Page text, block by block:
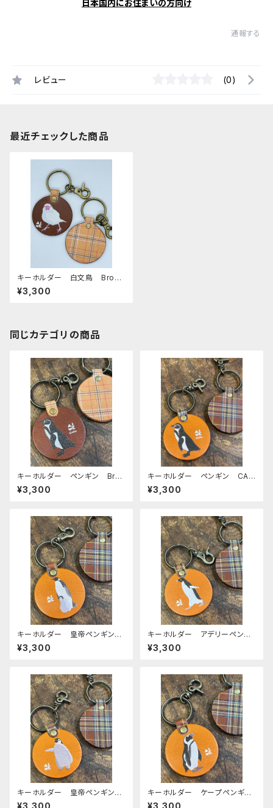
日本国内にお住まいの方向け
通報する
レビュー (0)
最近チェックした商品
キーホルダー 白文鳥 Brow
n ブラウン ベージュ タータ
ンチェック 栃木レザー 文
¥3,300
同じカテゴリの商品
キーホルダー ペンギン Bro
wn ブラウン 栃木レザー mit
to
¥3,300
キーホルダー ペンギン CAM
EL キャメル 栃木レザー mi
tto
¥3,300
キーホルダー 皇帝ペンギン
親子 ヒナ エンペラー ヒナ
ペン ペンギン CAMEL キ
¥3,300
キーホルダー アデリーペンギ
ン ペンギン CAMEL キャメ
ル 栃木レザー
¥3,300
キーホルダー 皇帝ペンギン
ヒナ エンペラー ヒナペン
¥3,300
キーホルダー ケープペンギ
ン ペンギン CAMEL キャメ
¥3,300